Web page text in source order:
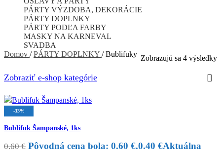
PÁRTY VÝZDOBA, DEKORÁCIE
PÁRTY DOPLNKY
PÁRTY PODĽA FARBY
MASKY NA KARNEVAL
SVADBA
Domov / PÁRTY DOPLNKY / Bublifuky Zobrazujú sa 4 výsledky
Zobraziť e-shop kategórie
-33%
Bublifuk Šampanské, 1ks
0.60€ Pôvodná cena bola: 0.60 €.0.40 €Aktuálna